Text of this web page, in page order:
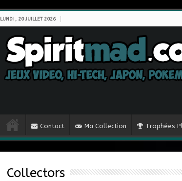
LUNDI , 20 JUILLET 2026
Contact Ma Collection Trophées
Collectors